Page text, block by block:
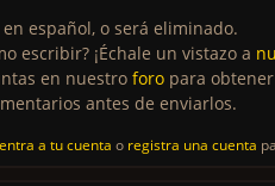
español, o será eliminado.
escribir? ¡Échale un vistazo a
en nuestro foro para
antes de enviarlos.
entra a tu cuenta o registra una cuenta